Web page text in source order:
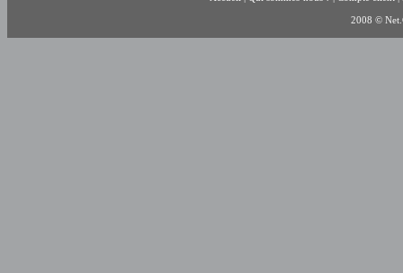
2008 ©